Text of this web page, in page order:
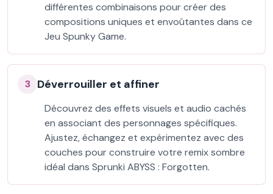
différentes combinaisons pour créer des
compositions uniques et envoûtantes dans ce
Jeu Spunky Game.
3 Déverrouiller et affiner
Découvrez des effets visuels et audio cachés
en associant des personnages spécifiques.
Ajustez, échangez et expérimentez avec des
couches pour construire votre remix sombre
idéal dans Sprunki ABYSS : Forgotten.